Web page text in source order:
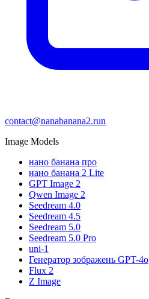
contact@nanabanana2.run
Image Models
нано банана про
нано банана 2 Lite
GPT Image 2
Qwen Image 2
Seedream 4.0
Seedream 4.5
Seedream 5.0
Seedream 5.0 Pro
uni-1
Генератор зображень GPT-4o
Flux 2
Z Image